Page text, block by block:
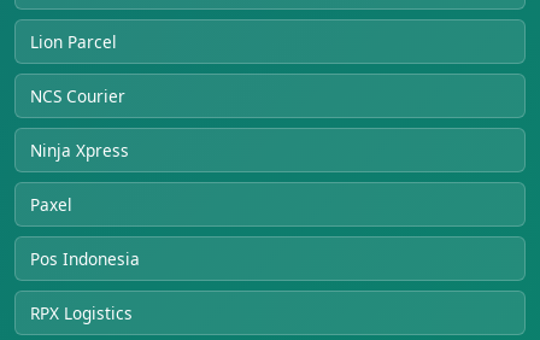
Lion Parcel
NCS Courier
Ninja Xpress
Paxel
Pos Indonesia
RPX Logistics